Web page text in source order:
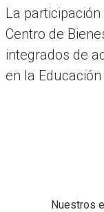
La
Centro de
integrados de
en la
Nuestros